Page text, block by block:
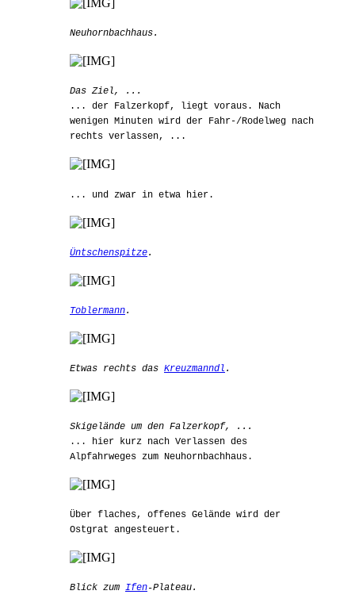
Neuhornbachhaus.
Das Ziel, ...
... der Falzerkopf, liegt voraus. Nach
wenigen Minuten wird der Fahr-/Rodelweg nach
rechts verlassen, ...
... und zwar in etwa hier.
Üntschenspitze.
Toblermann.
Etwas rechts das Kreuzmanndl .
Skigelände um den Falzerkopf, ...
... hier kurz nach Verlassen des
Alpfahrweges zum Neuhornbachhaus.
Über flaches, offenes Gelände wird der
Ostgrat angesteuert.
Blick zum Ifen-Plateau.